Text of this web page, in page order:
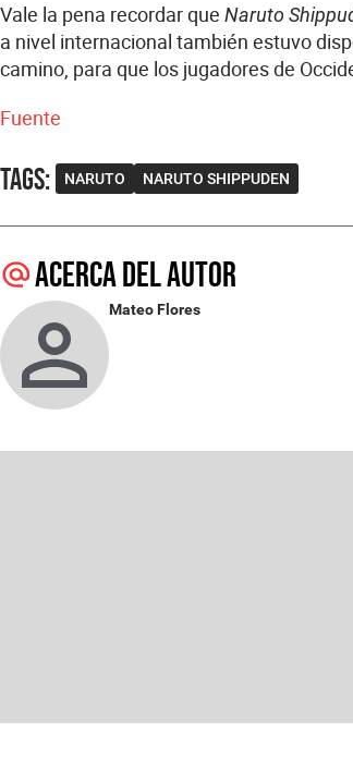
Vale la pena recordar que Naruto
a nivel internacional también estuvo
camino, para que los jugadores de
Fuente
Tags: NARUTO NARUTO SHIPPUDEN
Acerca del autor
Mateo Flores